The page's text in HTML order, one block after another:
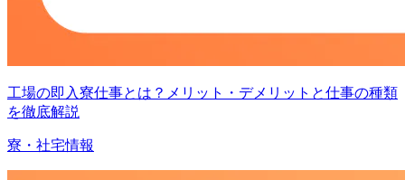
工場の即入寮仕事とは？メリット・デメリットと仕事の種類
を徹底解説
寮・社宅情報